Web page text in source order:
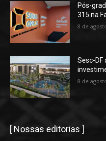
Pós-
315 na
8 de
Sesc-DF
8 de
[ Nossas editorias ]